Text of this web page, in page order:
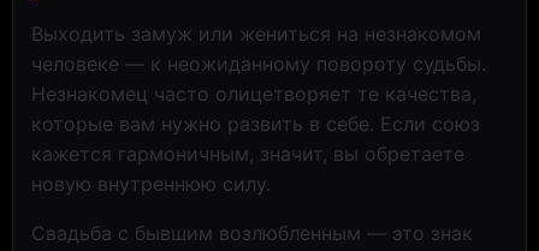
Выходить замуж или жениться на незнакомом
человеке — к неожиданному повороту судьбы.
Незнакомец часто олицетворяет те качества,
которые вам нужно развить в себе. Если союз
кажется гармоничным, значит, вы обретаете
новую внутреннюю силу.
Свадьба с бывшим возлюбленным — это знак